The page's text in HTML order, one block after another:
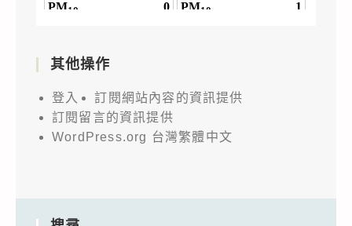
其他操作
登入
訂閱網站內容的資訊提供
訂閱留言的資訊提供
WordPress.org 台灣繁體中文